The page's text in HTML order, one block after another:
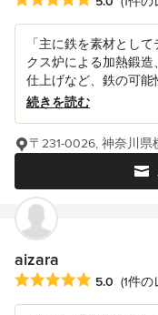
「主に鉄を素材とし
クス炉による加熱鍛
仕上げなど、鉄の可能
続きを読む
〒231-0026, 神奈川県
aizara
平均評価：5つ星中
5.0 (1件